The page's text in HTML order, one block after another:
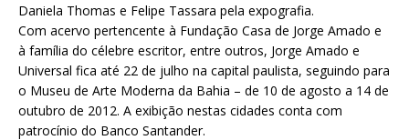
Daniela Thomas e Felipe Tassara pela expografia.
Com acervo pertencente à Fundação Casa de Jorge Amado e
à família do célebre escritor, entre outros, Jorge Amado e
Universal fica até 22 de julho na capital paulista, seguindo para
o Museu de Arte Moderna da Bahia – de 10 de agosto a 14 de
outubro de 2012. A exibição nestas cidades conta com
patrocínio do Banco Santander.